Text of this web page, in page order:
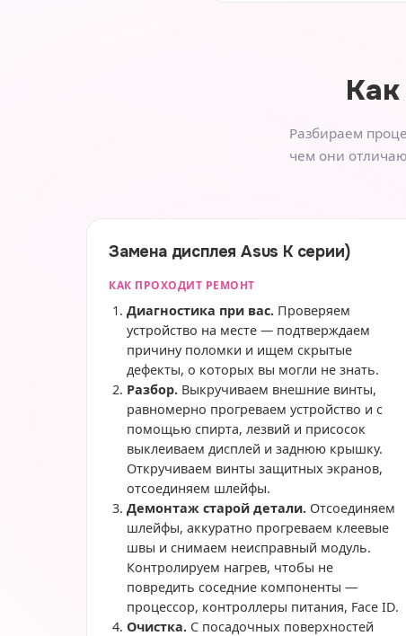
Разбираем
чем они
Замена дисплея Asus K серии)
КАК ПРОХОДИТ РЕМОНТ
Диагностика при вас. Проверяем
устройство на месте — подтверждаем
причину поломки и ищем скрытые
дефекты, о которых вы могли не знать.
Разбор. Выкручиваем внешние винты,
равномерно прогреваем устройство и с
помощью спирта, лезвий и присосок
выклеиваем дисплей и заднюю крышку.
Откручиваем винты защитных экранов,
отсоединяем шлейфы.
Демонтаж старой детали. Отсоединяем
шлейфы, аккуратно прогреваем клеевые
швы и снимаем неисправный модуль.
Контролируем нагрев, чтобы не
повредить соседние компоненты —
процессор, контроллеры питания, Face ID.
Очистка. С посадочных поверхностей